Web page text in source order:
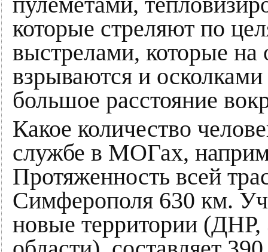
которые стреляют по
выстрелами, которые на
взрываются и
большое расстояние
Какое количество
службе в МОГах,
Протяженность всей
Симферополя 630 км.
новые территории (ДНР,